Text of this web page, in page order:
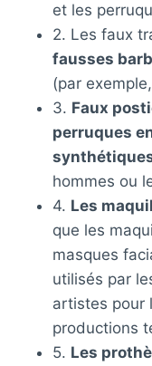
et les
2. Les faux
fausses
(par
3. Faux
perruques
hommes ou
4. Les
que les
masques
utilisés par
artistes pour
productions
5. Les